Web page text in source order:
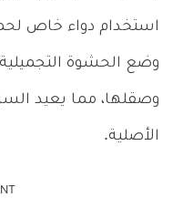
استخدام دواء خاص
وضع الحشوة
وصقلها، مما يعيد
الأصلية.